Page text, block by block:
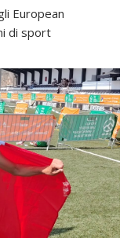
European
di sport